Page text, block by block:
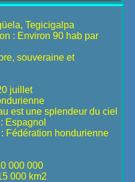
Tegicigalpa
: Environ 90 hab par
souveraine et
juillet
est une splendeur du ciel
Espagnol
Fédération hondurienne
000 000
000 km2